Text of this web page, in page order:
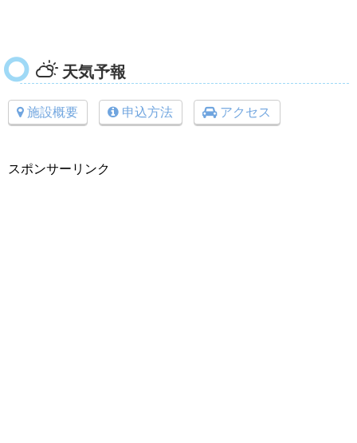
天気予報
施設概要 申込方法 アクセス
スポンサーリンク